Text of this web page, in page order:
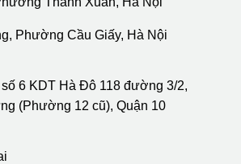
Phường Cầu Giấy, Hà Nội
6 KDT Hà Đô 118 đường 3/2,
(Phường 12 cũ), Quận 10